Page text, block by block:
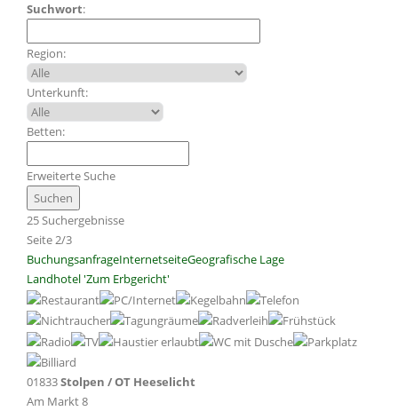
Suchwort:
Region:
Unterkunft:
Betten:
Erweiterte Suche
25 Suchergebnisse
Seite 2/3
BuchungsanfrageInternetseiteGeografische Lage
Landhotel 'Zum Erbgericht'
01833Stolpen / OT Heeselicht
Am Markt 8